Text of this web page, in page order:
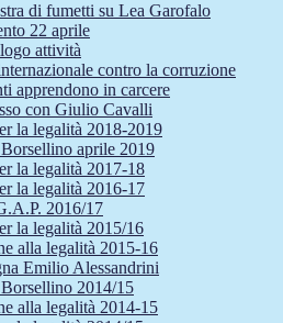
di fumetti su Lea Garofalo
22 aprile
attività
contro la corruzione
apprendono in carcere
con Giulio Cavalli
la legalità 2018-2019
aprile 2019
la legalità 2017-18
la legalità 2016-17
2016/17
la legalità 2015/16
alla legalità 2015-16
Emilio Alessandrini
2014/15
alla legalità 2014-15